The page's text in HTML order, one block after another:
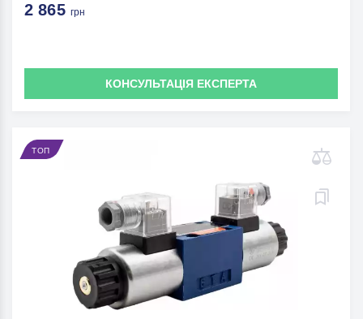
2 865 грн
КОНСУЛЬТАЦІЯ ЕКСПЕРТА
ТОП